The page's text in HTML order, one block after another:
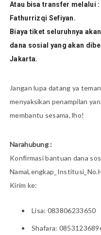
Atau bisa transfer melalui :
Fathurrizqi Sefiyan.
Biaya tiket seluruhnya
dana sosial yang akan
Jakarta.
Jangan lupa datang ya
menyaksikan penampilan
membantu sesama, lho!
Narahubung :
Konfirmasi bantuan dana
Kirim ke:
Lisa: 083806233650
Shafara: